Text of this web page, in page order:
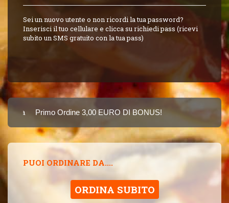
Sei un nuovo utente o non ricordi la tua password?
Inserisci il tuo cellulare e clicca su richiedi pass (ricevi
subito un SMS gratuito con la tua pass)
Primo Ordine 3,00 EURO DI BONUS!
8 PUNTI 3,00
PUOI ORDINARE DA....
ORDINA SUBITO